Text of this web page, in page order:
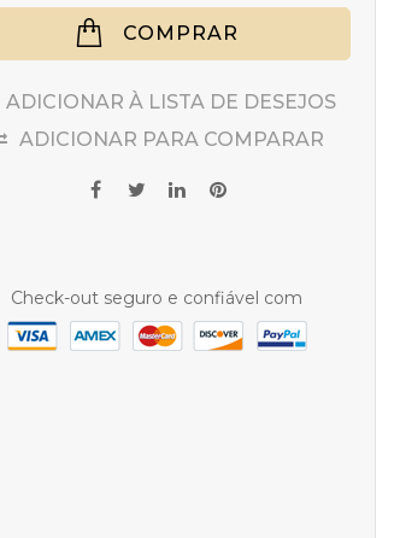
COMPRAR
ADICIONAR À LISTA DE DESEJOS
ADICIONAR PARA COMPARAR
Check-out seguro e confiável com